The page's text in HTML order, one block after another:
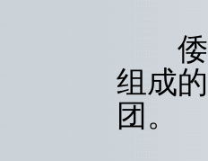
倭寇
组成
团。